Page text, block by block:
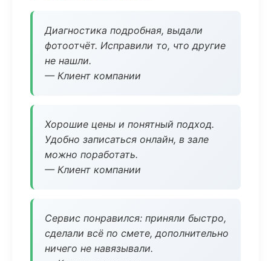
Диагностика подробная, выдали
фотоотчёт. Исправили то, что другие
не нашли.
— Клиент компании
Хорошие цены и понятный подход.
Удобно записаться онлайн, в зале
можно поработать.
— Клиент компании
Сервис понравился: приняли быстро,
сделали всё по смете, дополнительно
ничего не навязывали.